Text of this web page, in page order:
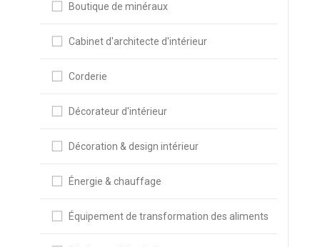
Boutique de minéraux
Cabinet d'architecte d'intérieur
Corderie
Décorateur d'intérieur
Décoration & design intérieur
Énergie & chauffage
Équipement de transformation des aliments